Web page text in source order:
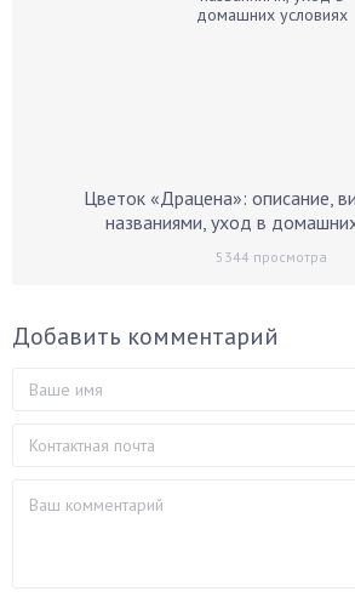
Цветок «Драцена»: описание,
названиями, уход в
5344 просмотра
Добавить комментарий